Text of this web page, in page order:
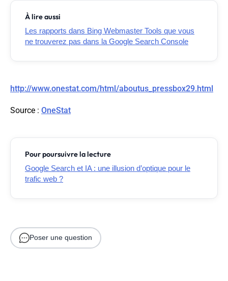
À lire aussi
Les rapports dans Bing Webmaster Tools que vous
ne trouverez pas dans la Google Search Console
http://www.onestat.com/html/aboutus_pressbox29.html
Source : OneStat
Pour poursuivre la lecture
Google Search et IA : une illusion d’optique pour le
trafic web ?
Poser une question